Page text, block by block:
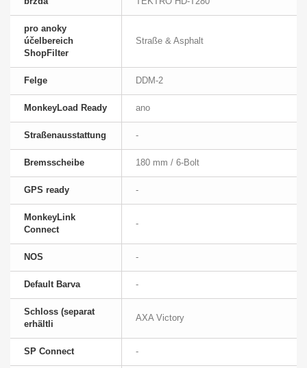
pro anoky
účelbereich
ShopFilter
Straße & Asphalt
Felge DDM-2
MonkeyLoad Ready ano
Straßenausstattung -
Bremsscheibe 180 mm / 6-Bolt
GPS ready -
MonkeyLink
Connect
-
NOS -
Default Barva -
Schloss (separat
erhältli
AXA Victory
SP Connect -